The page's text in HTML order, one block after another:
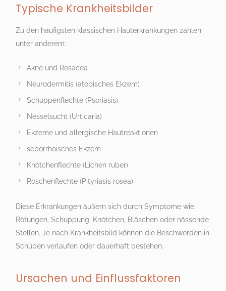
Typische Krankheitsbilder
Zu den häufigsten klassischen Hauterkrankungen zählen
unter anderem:
Akne und Rosacea
Neurodermitis (atopisches Ekzem)
Schuppenflechte (Psoriasis)
Nesselsucht (Urticaria)
Ekzeme und allergische Hautreaktionen
seborrhoisches Ekzem
Knötchenflechte (Lichen ruber)
Röschenflechte (Pityriasis rosea)
Diese Erkrankungen äußern sich durch Symptome wie
Rötungen, Schuppung, Knötchen, Bläschen oder nässende
Stellen. Je nach Krankheitsbild können die Beschwerden in
Schüben verlaufen oder dauerhaft bestehen.
Ursachen und Einflussfaktoren